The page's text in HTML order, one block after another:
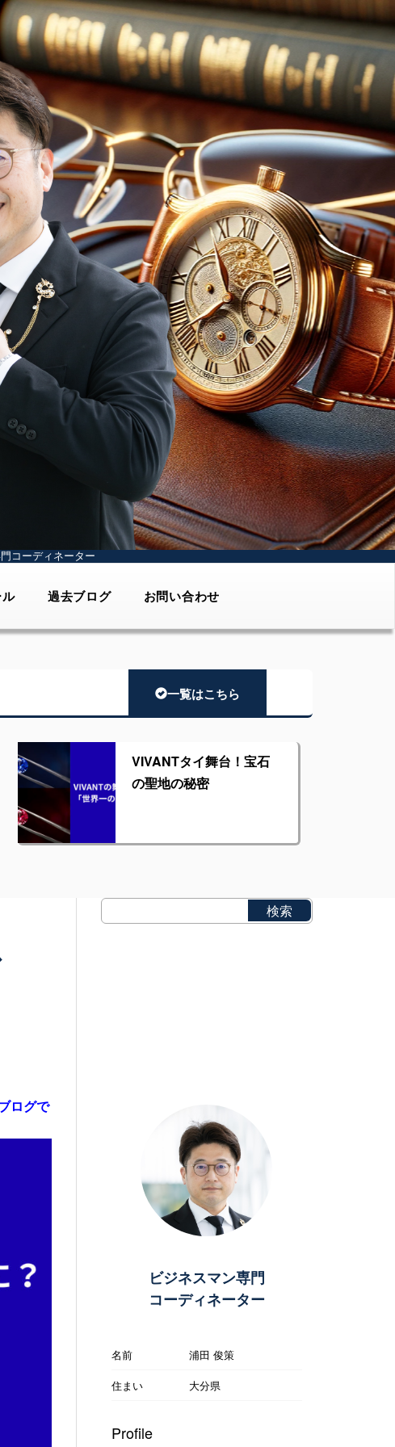
コーディネーター
過去ブログ お問い合わせ
一覧はこちら
VIVANTタイ舞台！宝石
の聖地の秘密
ログで
ビジネスマン専門
コーディネーター
名前
浦田 俊策
住まい
大分県
Profile